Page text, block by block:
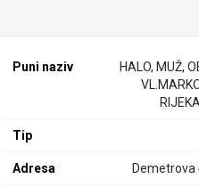
Puni naziv
HALO, MUŽ,
Tip
Adresa Demetrova